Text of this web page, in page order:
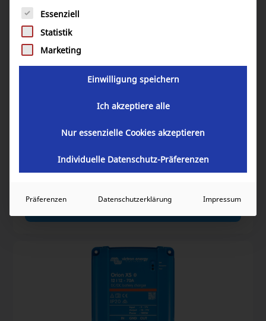
Victron Energy Orion XS 12/12-50A DC-DC EMC
battery charger ORI121217050
inkl. 19% MwSt.
241,88€
Es folgt eine Liste der Service-Gruppen, für die eine
Essenziell
Statistik
Marketing
Einwilligung speichern
Ich akzeptiere alle
Nur essenzielle Cookies akzeptieren
Individuelle Datenschutz-Präferenzen
Präferenzen Datenschutzerklärung Impressum